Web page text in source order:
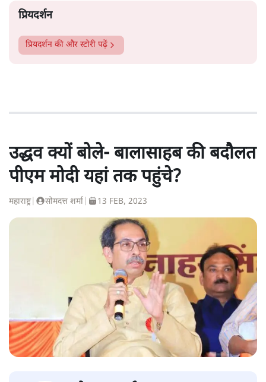
प्रियदर्शन
प्रियदर्शन की और स्टोरी पढ़ें
उद्धव क्यों बोले- बालासाहब की बदौलत
पीएम मोदी यहां तक पहुंचे?
महाराष्ट्र| सोमदत्त शर्मा 13 FEB, 2023